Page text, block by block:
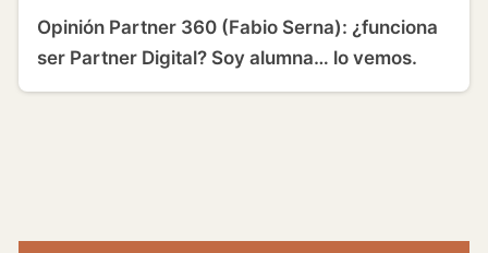
Opinión Partner 360 (Fabio Serna): ¿funciona
ser Partner Digital? Soy alumna… lo vemos.